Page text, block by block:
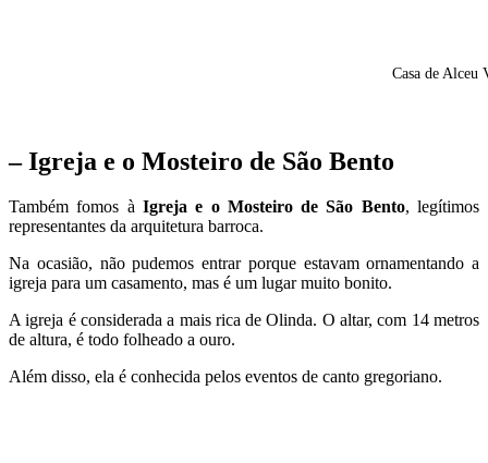
Casa de Alceu
– Igreja e o Mosteiro de São Bento
Também fomos à Igreja e o Mosteiro de São Bento, legítimos
representantes da arquitetura barroca.
Na ocasião, não pudemos entrar porque estavam ornamentando a
igreja para um casamento, mas é um lugar muito bonito.
A igreja é considerada a mais rica de Olinda. O altar, com 14 metros
de altura, é todo folheado a ouro.
Além disso, ela é conhecida pelos eventos de canto gregoriano.